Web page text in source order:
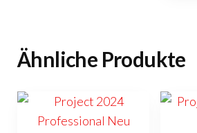
Ähnliche Produkte